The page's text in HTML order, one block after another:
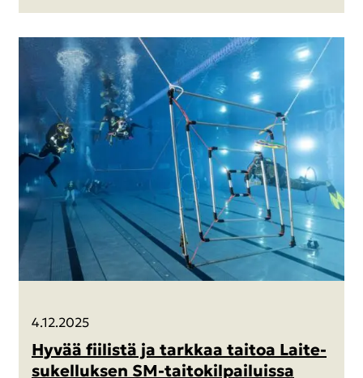
4.12.2025
Hyvää fii­lis­tä ja tark­kaa tai­toa Lai­te­
su­kel­luk­sen SM-​taitokilpailuissa